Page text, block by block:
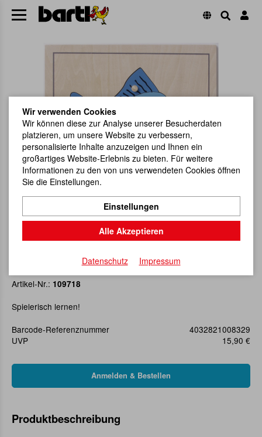
Puzzle Fisch
Artikel-Nr.: 109718
Spielerisch lernen!
Barcode-Referenznummer
4032821008329
UVP
15,90 €
Produktbeschreibung
Wir verwenden Cookies
Wir können diese zur Analyse unserer Besucherdaten
platzieren, um unsere Website zu verbessern,
personalisierte Inhalte anzuzeigen und Ihnen ein
großartiges Website-Erlebnis zu bieten. Für weitere
Informationen zu den von uns verwendeten Cookies öffnen
Sie die Einstellungen.
Einstellungen
Alle Akzeptieren
Datenschutz Impressum